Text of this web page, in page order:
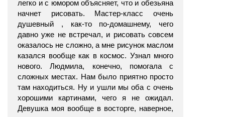
легко и с юмором объясняет, что и обезьяна
начнет рисовать. Мастер-класс очень
душевный , как-то по-домашнему, чего
давно уже не встречал, и рисовать совсем
оказалось не сложно, а мне рисунок маслом
казался вообще как в космос. Узнал много
нового. Людмила, конечно, помогала с
сложных местах. Нам было приятно просто
там находиться. Ну и ушли мы оба с очень
хорошими картинами, чего я не ожидал.
Девушка моя вообще в восторге, наверное,